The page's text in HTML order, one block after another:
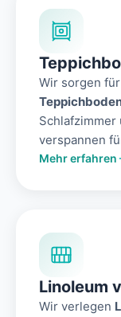
Wir sorgen
verspannen
Mehr erfahren
Linoleum
Wir verlegen